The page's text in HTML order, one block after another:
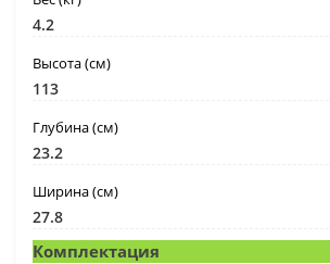
4.2
Высота (см)
113
Глубина (см)
23.2
Ширина (см)
27.8
Комплектация